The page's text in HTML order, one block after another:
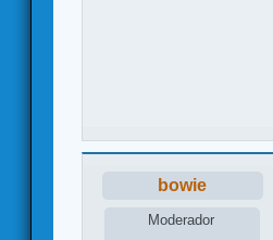
bowie
Moderador